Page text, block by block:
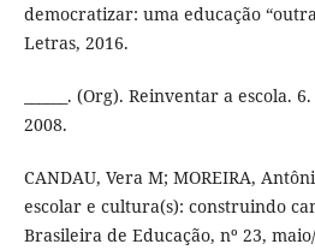
democratizar: uma educação
Letras, 2016.
______. (Org). Reinventar a escola.
2008.
CANDAU, Vera M; MOREIRA,
escolar e cultura(s): construindo
Brasileira de Educação, nº 23,